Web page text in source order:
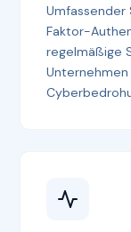
Umfassender
Faktor-
regelmäßige
Unternehmen